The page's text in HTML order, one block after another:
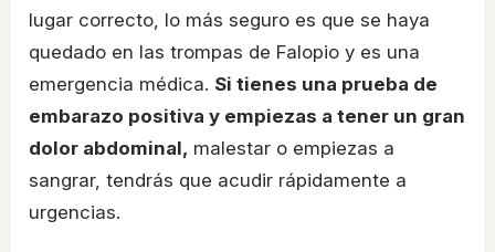
lugar correcto, lo más seguro es que se haya
quedado en las trompas de Falopio y es una
emergencia médica. Si tienes una prueba de
embarazo positiva y empiezas a tener un gran
dolor abdominal, malestar o empiezas a
sangrar, tendrás que acudir rápidamente a
urgencias.